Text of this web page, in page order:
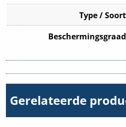
Type / Soort
Beschermingsgraad
Montagewijze
Gerelateerde